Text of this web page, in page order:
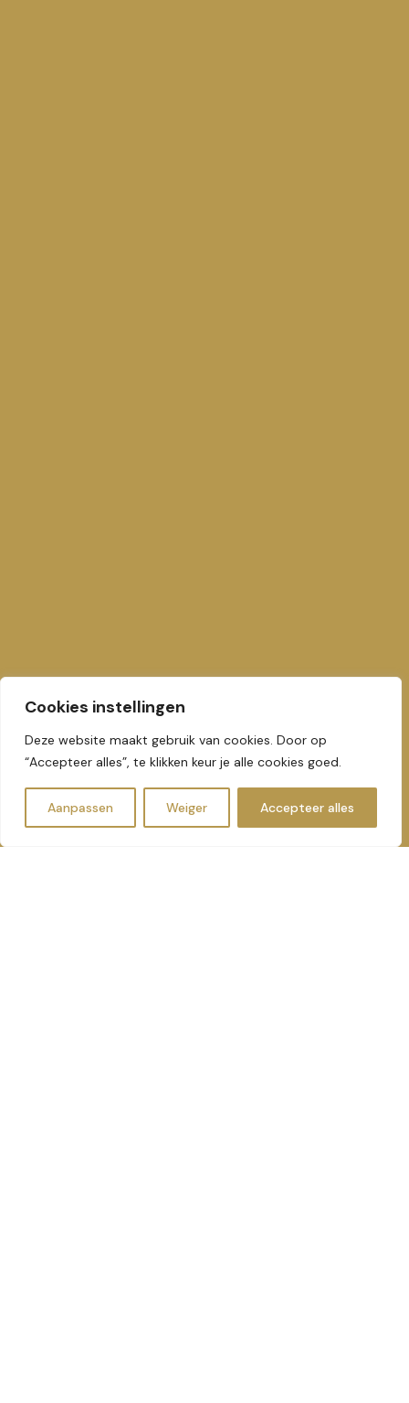
Cookies instellingen
Deze website maakt gebruik van cookies. Door op
“Accepteer alles”, te klikken keur je alle cookies goed.
Aanpassen Weiger Accepteer alles